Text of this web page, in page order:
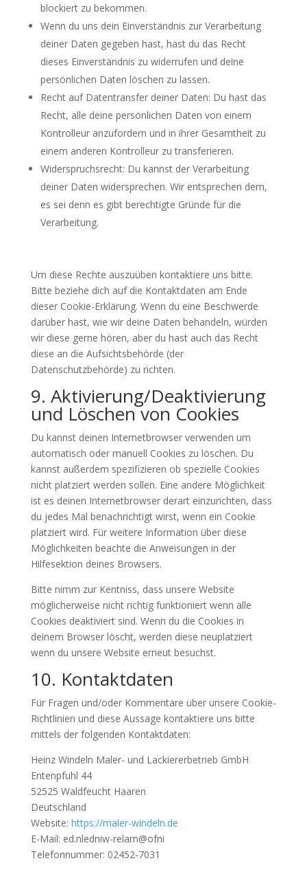
blockiert zu bekommen.
Wenn du uns dein Einverständnis zur Verarbeitung
deiner Daten gegeben hast, hast du das Recht
dieses Einverständnis zu widerrufen und deine
persönlichen Daten löschen zu lassen.
Recht auf Datentransfer deiner Daten: Du hast das
Recht, alle deine persönlichen Daten von einem
Kontrolleur anzufordern und in ihrer Gesamtheit zu
einem anderen Kontrolleur zu transferieren.
Widerspruchsrecht: Du kannst der Verarbeitung
deiner Daten widersprechen. Wir entsprechen dem,
es sei denn es gibt berechtigte Gründe für die
Verarbeitung.
Um diese Rechte auszuüben kontaktiere uns bitte.
Bitte beziehe dich auf die Kontaktdaten am Ende
dieser Cookie-Erklärung. Wenn du eine Beschwerde
darüber hast, wie wir deine Daten behandeln, würden
wir diese gerne hören, aber du hast auch das Recht
diese an die Aufsichtsbehörde (der
Datenschutzbehörde) zu richten.
9. Aktivierung/Deaktivierung
und Löschen von Cookies
Du kannst deinen Internetbrowser verwenden um
automatisch oder manuell Cookies zu löschen. Du
kannst außerdem spezifizieren ob spezielle Cookies
nicht platziert werden sollen. Eine andere Möglichkeit
ist es deinen Internetbrowser derart einzurichten, dass
du jedes Mal benachrichtigt wirst, wenn ein Cookie
platziert wird. Für weitere Information über diese
Möglichkeiten beachte die Anweisungen in der
Hilfesektion deines Browsers.
Bitte nimm zur Kentniss, dass unsere Website
möglicherweise nicht richtig funktioniert wenn alle
Cookies deaktiviert sind. Wenn du die Cookies in
deinem Browser löscht, werden diese neuplatziert
wenn du unsere Website erneut besuchst.
10. Kontaktdaten
Für Fragen und/oder Kommentare über unsere Cookie-
Richtlinien und diese Aussage kontaktiere uns bitte
mittels der folgenden Kontaktdaten:
Heinz Windeln Maler- und Lackiererbetrieb GmbH
Entenpfuhl 44
52525 Waldfeucht Haaren
Deutschland
Website: https://maler-windeln.de
E-Mail: ed.nledniw-relam@ofni
Telefonnummer: 02452-7031